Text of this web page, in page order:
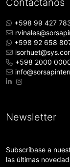
Contactanos
+598 99 427
+598 92 658
+598 2000
Newsletter
Subscríbase a
las últimas